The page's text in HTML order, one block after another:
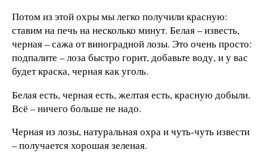
Потом из этой охры мы легко получили красную:
ставим на печь на несколько минут. Белая – известь,
черная – сажа от виноградной лозы. Это очень просто:
подпалите – лоза быстро горит, добавьте воду, и у вас
будет краска, черная как уголь.
Белая есть, черная есть, желтая есть, красную добыли.
Всё – ничего больше не надо.
Черная из лозы, натуральная охра и чуть-чуть извести
– получается хорошая зеленая.